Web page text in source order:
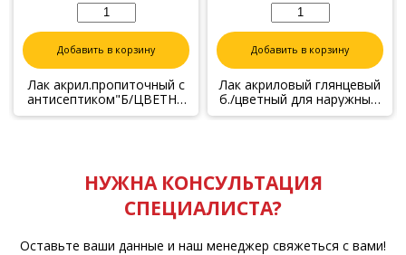
Добавить в корзину
Лак акрил.пропиточный с
антисептиком"Б/ЦВЕТН",
2,2кг
Добавить в корзину
Лак акриловый глянцевый
б./цветный для наружных/
внутренних работ , 9 кг
НУЖНА КОНСУЛЬТАЦИЯ
СПЕЦИАЛИСТА?
Оставьте ваши данные и наш менеджер свяжеться с вами!